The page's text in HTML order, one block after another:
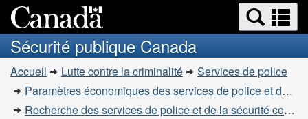
au
contenu
principal
à
la
version
HTML
simplifiée
Recherche
et
menus
et
Sécurité publique Canada
Vous
êtes
ici
Accueil Lutte contre la criminalité
Services de police
Paramètres économiques des services de police et de la sécurité communautaire
Recherche des services de police et de la sécurité communautaire